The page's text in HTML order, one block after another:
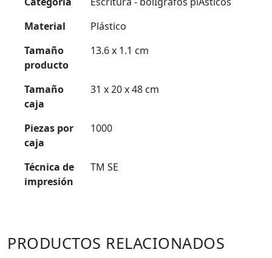
Material
Plástico
Tamaño
producto
13.6 x 1.1 cm
Tamaño
caja
31 x 20 x 48 cm
Piezas por
caja
1000
Técnica de
impresión
TM SE
PRODUCTOS RELACIONADOS